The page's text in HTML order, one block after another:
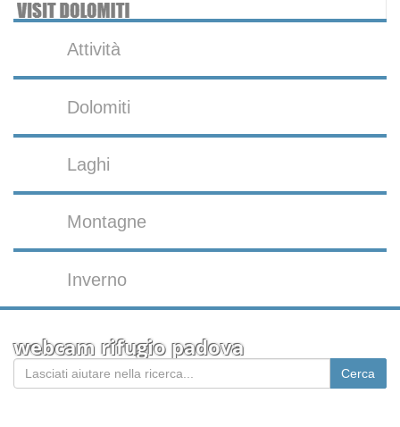
Attività
Dolomiti
Laghi
Montagne
Inverno
webcam rifugio padova